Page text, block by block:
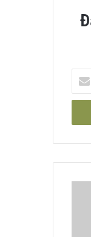
your
Email